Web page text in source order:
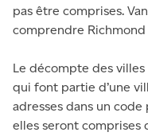
pas être comprises.
comprendre Richmond
Le décompte des
qui font partie d’une
adresses dans un
elles seront